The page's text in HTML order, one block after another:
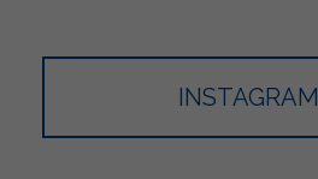
INSTAGRAM